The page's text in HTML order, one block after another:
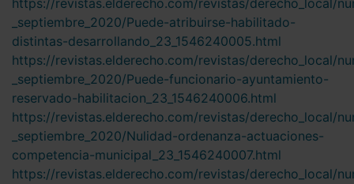
https://revistas.elderecho.com/revistas/derecho_local/
_septiembre_2020/Puede-atribuirse-habilitado-
distintas-desarrollando_23_1546240005.html
https://revistas.elderecho.com/revistas/derecho_local/
_septiembre_2020/Puede-funcionario-ayuntamiento-
reservado-habilitacion_23_1546240006.html
https://revistas.elderecho.com/revistas/derecho_local/
_septiembre_2020/Nulidad-ordenanza-actuaciones-
competencia-municipal_23_1546240007.html
https://revistas.elderecho.com/revistas/derecho_local/